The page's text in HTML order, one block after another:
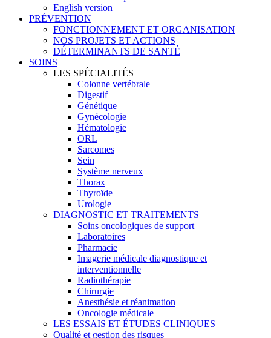
English version
PRÉVENTION
FONCTIONNEMENT ET ORGANISATION
NOS PROJETS ET ACTIONS
DÉTERMINANTS DE SANTÉ
SOINS
LES SPÉCIALITÉS
Colonne vertébrale
Digestif
Génétique
Gynécologie
Hématologie
ORL
Sarcomes
Sein
Système nerveux
Thorax
Thyroïde
Urologie
DIAGNOSTIC ET TRAITEMENTS
Soins oncologiques de support
Laboratoires
Pharmacie
Imagerie médicale diagnostique et
interventionnelle
Radiothérapie
Chirurgie
Anesthésie et réanimation
Oncologie médicale
LES ESSAIS ET ÉTUDES CLINIQUES
Qualité et gestion des risques